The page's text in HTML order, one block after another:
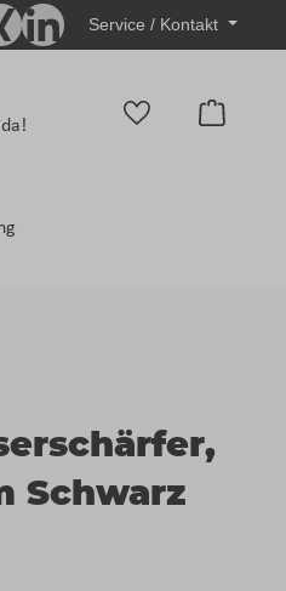
Service / Kontakt
Schwarz